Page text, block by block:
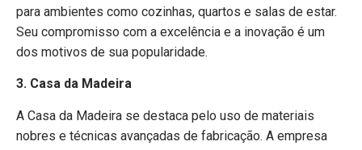
para ambientes como cozinhas, quartos e salas de estar.
Seu compromisso com a excelência e a inovação é um
dos motivos de sua popularidade.
3. Casa da Madeira
A Casa da Madeira se destaca pelo uso de materiais
nobres e técnicas avançadas de fabricação. A empresa